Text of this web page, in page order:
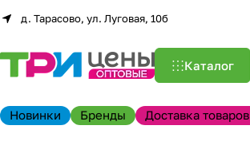
д. Тарасово, ул. Луговая, 10б
Каталог
Новинки Бренды Доставка